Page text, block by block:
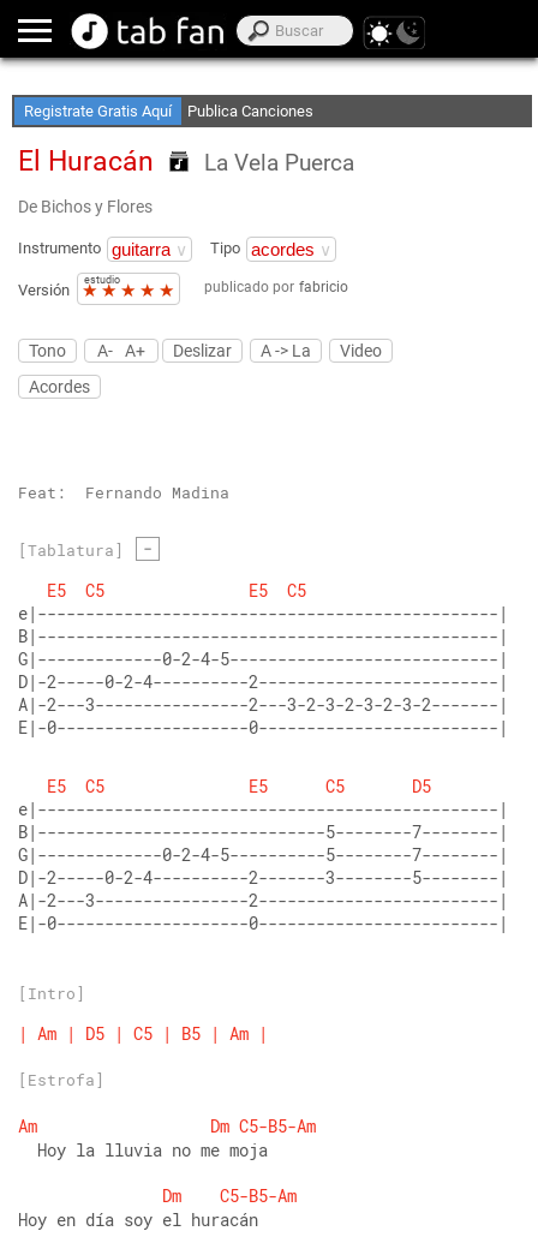
Registrate Gratis Aquí Publica Canciones
El Huracán La Vela Puerca
De Bichos y Flores
Instrumento Tipo
Versión
estudio
★ ★ ★ ★ ★ publicado por fabricio
Tono A- A+ Deslizar A -> La
Video
Acordes
Feat:  Fernando Madina
[Tablatura] -
E5 C5 E5
C5
E|-0--------------------0-------------------------|
E5 C5 E5 C5
D5
E|-0--------------------0-------------------------|
[Intro]
| Am | D5 | C5 | B5 | Am |
[Estrofa]
Am Dm C5-B5-Am
  Hoy la lluvia no me moja
Dm
C5-B5-Am
Hoy en día soy el huracán